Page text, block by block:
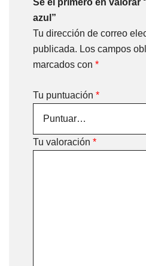
Sé el primero en valorar
azul”
Tu dirección de correo
publicada. Los campos
marcados con *
Tu puntuación *
Tu valoración *